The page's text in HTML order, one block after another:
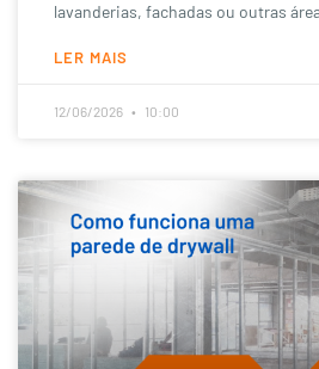
lavanderias, fachadas ou outras
LER MAIS
12/06/2026 10:00